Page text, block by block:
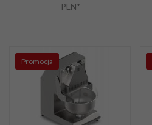
PLN*
Promocja